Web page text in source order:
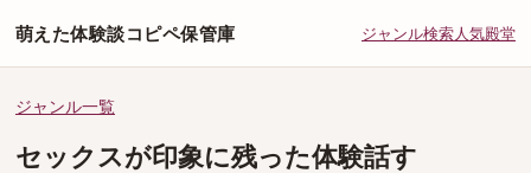
萌えた体験談コピペ保管庫 ジャンル検索人気殿堂
ジャンル一覧
セックスが印象に残った体験話す